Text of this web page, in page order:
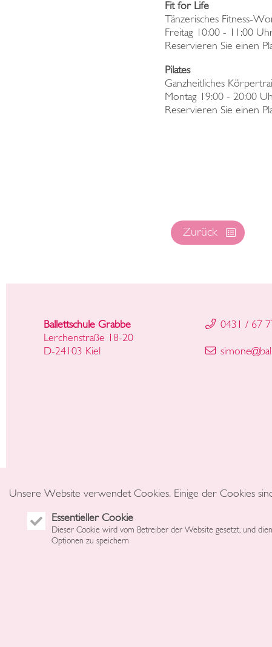
Fit for Life
Tänzerisches Fitness-
Freitag 10:00 - 11:00
Reservieren Sie einen
Pilates
Ganzheitliches
Montag 19:00 - 20:00
Reservieren Sie einen
Zurück
Ballettschule Grabbe
Lerchenstraße 18-20
D-24103 Kiel
0431 / 67
simone@
Unsere Website verwendet Cookies. Einige der Cookies
Essentieller Cookie
Dieser Cookie wird vom Betreiber der Website gesetzt, und
Optionen zu speichern